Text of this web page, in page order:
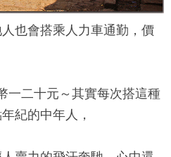
也會搭乘人力車通勤，價
一二十元～其實每次搭這種
紀的中年人，